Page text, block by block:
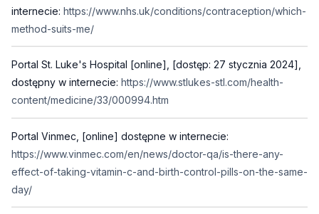
internecie: https://www.nhs.uk/conditions/contraception/which-
method-suits-me/
Portal St. Luke's Hospital [online], [dostęp: 27 stycznia 2024],
dostępny w internecie: https://www.stlukes-stl.com/health-
content/medicine/33/000994.htm
Portal Vinmec, [online] dostępne w internecie:
https://www.vinmec.com/en/news/doctor-qa/is-there-any-
effect-of-taking-vitamin-c-and-birth-control-pills-on-the-same-
day/